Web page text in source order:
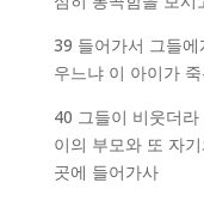
39 들어가서 그들
우느냐 이 아이가
40 그들이 비웃더
이의 부모와 또 자
곳에 들어가사